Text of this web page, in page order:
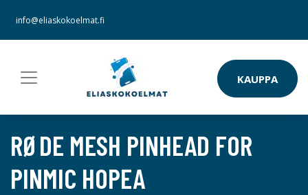
info@eliaskokoelmat.fi
KAUPPA
RØDE MESH PINHEAD FOR
PINMIC HOPEA